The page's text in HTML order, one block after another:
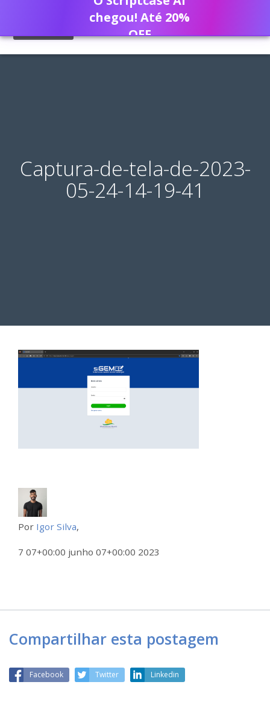
Captura-de-tela-de-2023-
05-24-14-19-41
Por Igor Silva,
7 07+00:00 junho 07+00:00 2023
Compartilhar esta postagem
Facebook Twitter Linkedin
chegou! Até 20%
OFF